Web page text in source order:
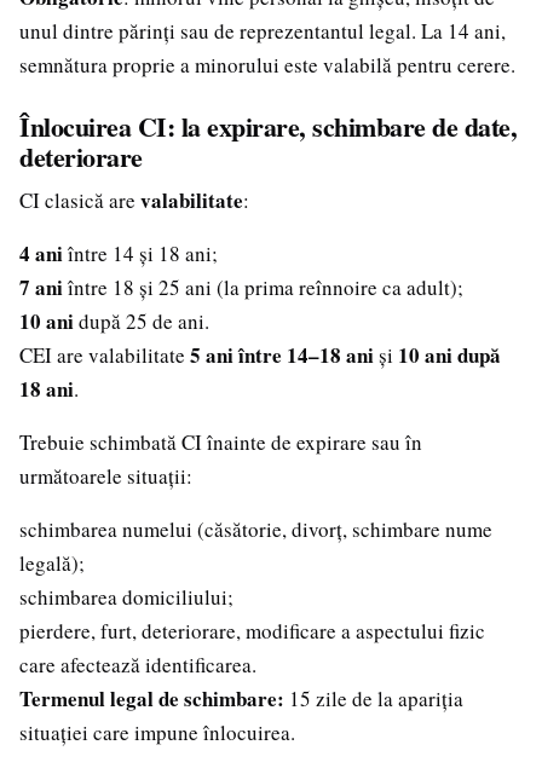
unul dintre părinți sau de reprezentantul legal. La 14 ani,
semnătura proprie a minorului este valabilă pentru cerere.
Înlocuirea CI: la expirare, schimbare de date,
deteriorare
CI clasică are valabilitate:
4 aniîntre 14 și 18 ani;
7 aniîntre 18 și 25 ani (la prima reînnoire ca adult);
10 anidupă 25 de ani.
CEI are valabilitate 5 ani între 14–18 aniși 10 ani după
18 ani.
Trebuie schimbată CI înainte de expirare sau în
următoarele situații:
schimbarea numelui (căsătorie, divorț, schimbare nume
legală);
schimbarea domiciliului;
pierdere, furt, deteriorare, modificare a aspectului fizic
care afectează identificarea.
Termenul legal de schimbare: 15 zile de la apariția
situației care impune înlocuirea.